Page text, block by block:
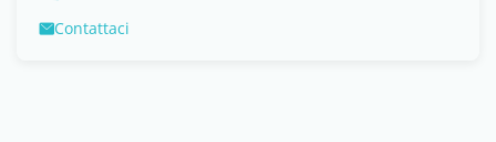
Contattaci